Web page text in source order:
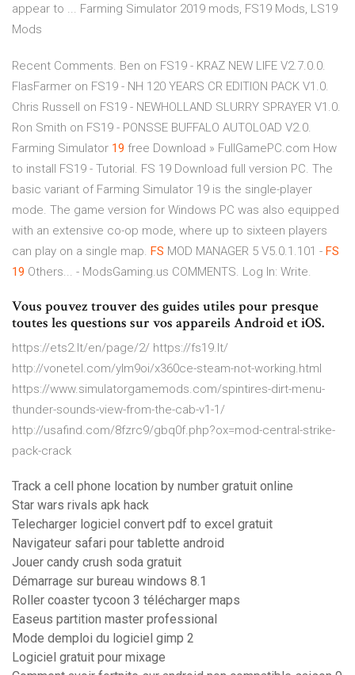
appear to ... Farming Simulator 2019 mods, FS19 Mods, LS19
Mods
Recent Comments. Ben on FS19 - KRAZ NEW LIFE V2.7.0.0.
FlasFarmer on FS19 - NH 120 YEARS CR EDITION PACK V1.0.
Chris Russell on FS19 - NEWHOLLAND SLURRY SPRAYER V1.0.
Ron Smith on FS19 - PONSSE BUFFALO AUTOLOAD V2.0.
Farming Simulator 19 free Download » FullGamePC.com How
to install FS19 - Tutorial. FS 19 Download full version PC. The
basic variant of Farming Simulator 19 is the single-player
mode. The game version for Windows PC was also equipped
with an extensive co-op mode, where up to sixteen players
can play on a single map. FS MOD MANAGER 5 V5.0.1.101 - FS
19 Others... - ModsGaming.us COMMENTS. Log In: Write.
Vous pouvez trouver des guides utiles pour presque
toutes les questions sur vos appareils Android et iOS.
https://ets2.lt/en/page/2/ https://fs19.lt/
http://vonetel.com/ylm9oi/x360ce-steam-not-working.html
https://www.simulatorgamemods.com/spintires-dirt-menu-
thunder-sounds-view-from-the-cab-v1-1/
http://usafind.com/8fzrc9/gbq0f.php?ox=mod-central-strike-
pack-crack
Track a cell phone location by number gratuit online
Star wars rivals apk hack
Telecharger logiciel convert pdf to excel gratuit
Navigateur safari pour tablette android
Jouer candy crush soda gratuit
Démarrage sur bureau windows 8.1
Roller coaster tycoon 3 télécharger maps
Easeus partition master professional
Mode demploi du logiciel gimp 2
Logiciel gratuit pour mixage